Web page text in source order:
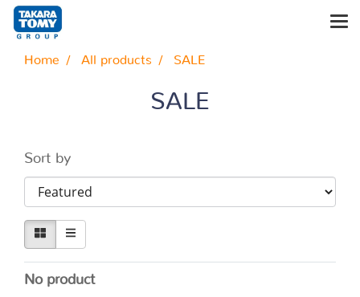
Home All products SALE
SALE
Sort by
No product